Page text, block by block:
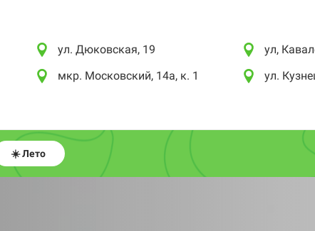
ул. Дюковская, 19
мкр. Московский, 14а, к. 1
ул,
ул.
☀️ Лето